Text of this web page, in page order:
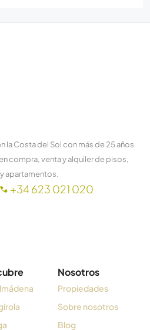
la Costa del Sol con más de 25 años
compra, venta y alquiler de pisos,
apartamentos.
+34 623 021 020
Nosotros
Propiedades
Sobre nosotros
Blog